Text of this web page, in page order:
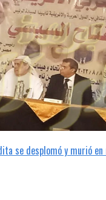
se desplomó y murió